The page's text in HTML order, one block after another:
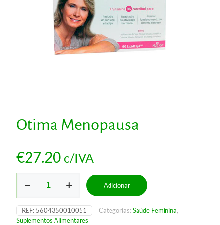
Otima Menopausa
€27.20 c/IVA
Menopausa
Adicionar
REF: 5604350010051 Categorias:Saúde Feminina,
Suplementos Alimentares